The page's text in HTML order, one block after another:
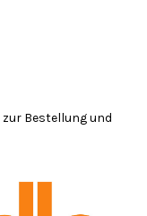
zur Bestellung und